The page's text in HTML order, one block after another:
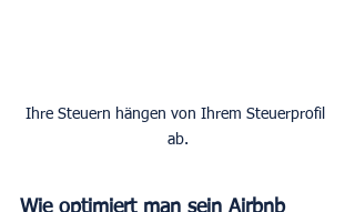
Ihre Steuern hängen von Ihrem Steuerprofil
ab.
Wie optimiert man sein Airbnb